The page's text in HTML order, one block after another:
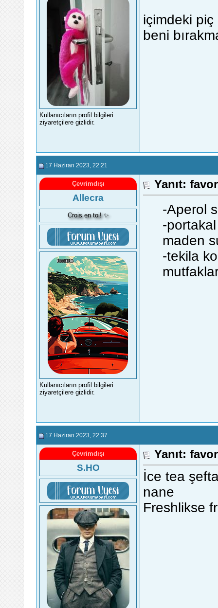
Kullanıcıların profil bilgileri
ziyaretçilere gizlidir.
içimdeki piç
beni
17 Haziran 2023 , 22:21
Çevrimdışı
Allecra
Crois en toi! ✨
Kullanıcıların profil bilgileri
ziyaretçilere gizlidir.
Yanıt:
-Aperol
-
maden
-tekila
17 Haziran 2023 , 22:37
Çevrimdışı
S.HO
Yanıt:
İce tea
nane
Freshlikse